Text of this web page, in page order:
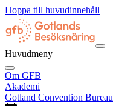
Hoppa till huvudinnehåll
Huvudmeny
Om GFB
Akademi
Gotland Convention Bureau